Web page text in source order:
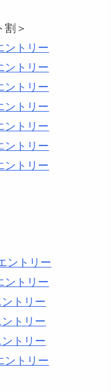
割＞
ントリー
ントリー
ントリー
ントリー
ントリー
ントリー
ントリー
ントリー
ントリー
ントリー
ントリー
ントリー
ントリー